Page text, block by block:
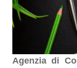
Agenzia di